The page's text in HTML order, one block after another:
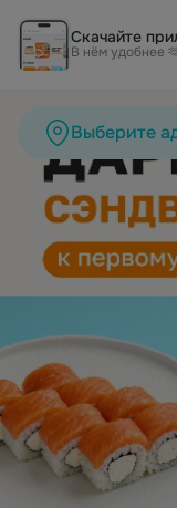
Скачайте
В нём удобнее
Выберите